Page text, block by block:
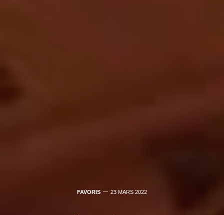
FAVORIS 23 MARS 2022